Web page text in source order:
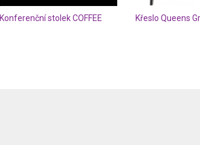
Konferenční stolek COFFEE Křeslo Queens